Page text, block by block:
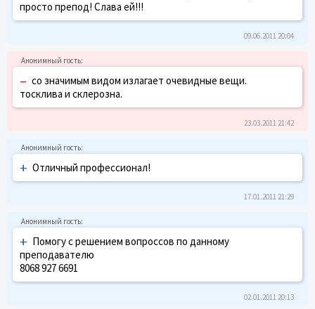
просто препод! Слава ей!!!
09.06.2011 20:04
– со значимым видом излагает очевидные вещи.
тосклива и склерозна.
23.03.2011 21:42
+ Отличный профессионал!
17.01.2011 21:29
+ Помогу с решением вопроссов по данному
преподавателю
8068 927 6691
02.01.2011 20:13